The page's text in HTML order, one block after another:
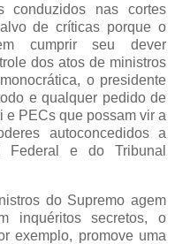
conduzidos nas cortes
de críticas porque o
cumprir seu dever
dos atos de ministros
o presidente
e qualquer pedido de
e PECs que possam vir a
autoconcedidos a
Federal e do Tribunal
do Supremo agem
inquéritos secretos, o
exemplo, promove uma